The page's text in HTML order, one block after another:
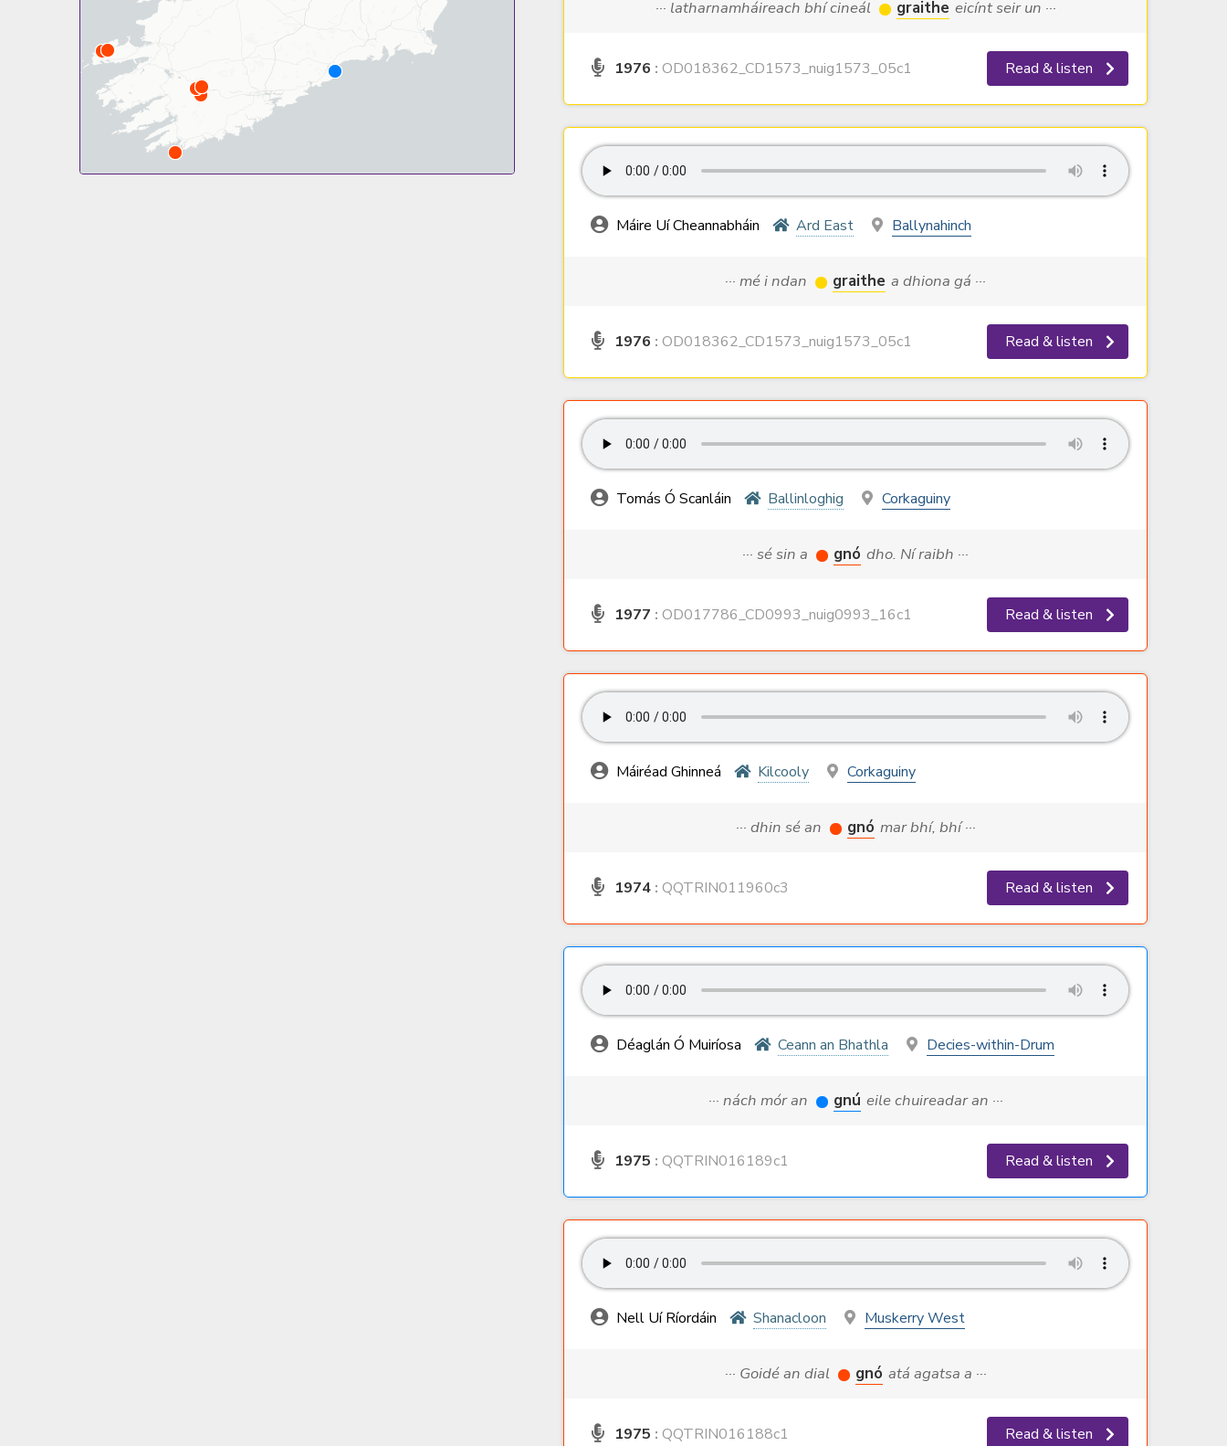
··· latharnamháireach bhí cineál graithe eicínt seir un ···
1976 : OD018362_CD1573_nuig1573_05c1 Read & listen
Máire Uí Cheannabháin Ard East Ballynahinch
··· mé i ndan graithe a dhiona gá ···
1976 : OD018362_CD1573_nuig1573_05c1 Read & listen
Tomás Ó Scanláin Ballinloghig Corkaguiny
··· sé sin a gnó dho. Ní raibh ···
1977 : OD017786_CD0993_nuig0993_16c1 Read & listen
Máiréad Ghinneá Kilcooly Corkaguiny
··· dhin sé an gnó mar bhí, bhí ···
1974 : QQTRIN011960c3 Read & listen
Déaglán Ó Muiríosa Ceann an Bhathla Decies-within-Drum
··· nách mór an gnú eile chuireadar an ···
1975 : QQTRIN016189c1 Read & listen
Nell Uí Ríordáin Shanacloon Muskerry West
··· Goidé an dial gnó atá agatsa a ···
1975 : QQTRIN016188c1 Read & listen